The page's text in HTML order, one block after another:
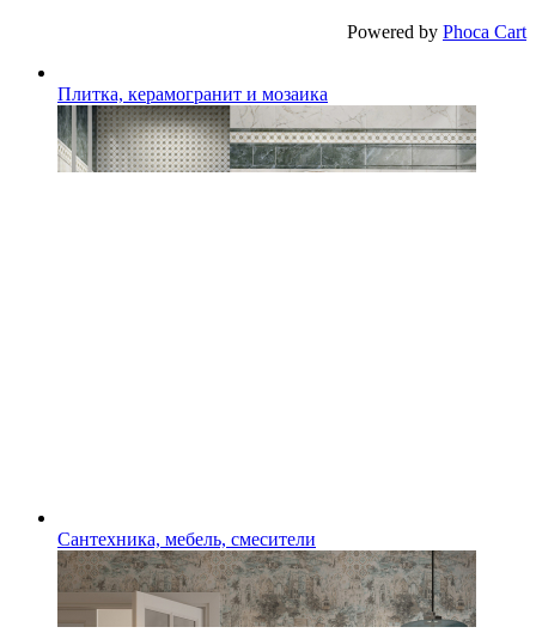
Powered by Phoca Cart
Плитка, керамогранит и мозаика
Сантехника, мебель, смесители